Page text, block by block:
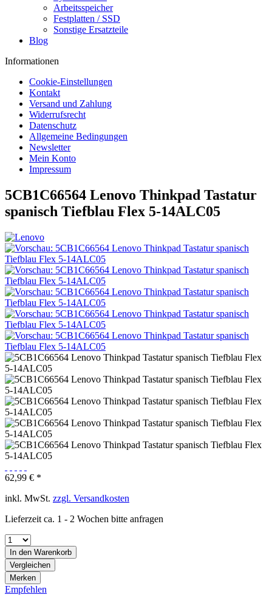
Arbeitsspeicher
Festplatten / SSD
Sonstige Ersatzteile
Blog
Informationen
Cookie-Einstellungen
Kontakt
Versand und Zahlung
Widerrufsrecht
Datenschutz
Allgemeine Bedingungen
Newsletter
Mein Konto
Impressum
5CB1C66564 Lenovo Thinkpad Tastatur
spanisch Tiefblau Flex 5-14ALC05
62,99 € *
inkl. MwSt. zzgl. Versandkosten
Lieferzeit ca. 1 - 2 Wochen bitte anfragen
In den Warenkorb
Vergleichen
Merken
Empfehlen